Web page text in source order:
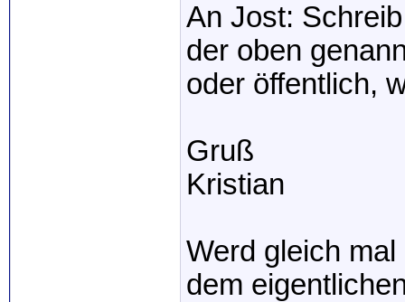
An Jost:
der oben
oder öffentlich,
Gruß
Kristian
Werd gleich
dem